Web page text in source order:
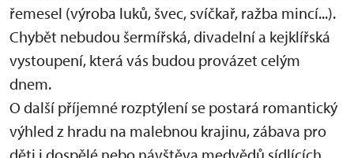
řemesel (výroba luků, švec, svíčkař, ražba mincí...).
Chybět nebudou šermířská, divadelní a kejklířská
vystoupení, která vás budou provázet celým
dnem.
O další příjemné rozptýlení se postará romantický
výhled z hradu na malebnou krajinu, zábava pro